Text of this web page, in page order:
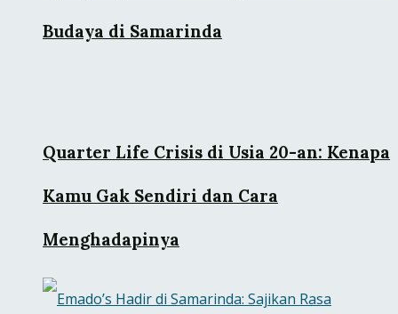
Budaya di Samarinda
Quarter Life Crisis di Usia 20-an: Kenapa
Kamu Gak Sendiri dan Cara
Menghadapinya